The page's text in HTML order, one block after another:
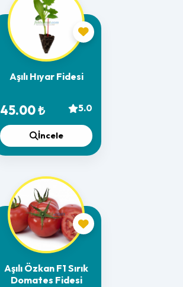
Aşılı Hıyar Fidesi
45.00 ₺ 5.0
İncele
Aşılı Özkan F1 Sırık
Domates Fidesi